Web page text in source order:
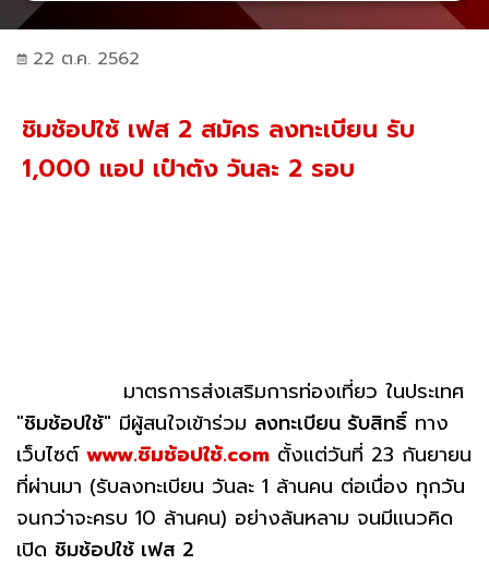
22 ต.ค. 2562
ชิมช้อปใช้ เฟส 2 สมัคร ลงทะเบียน รับ
1,000 แอป เป๋าตัง วันละ 2 รอบ
มาตรการส่งเสริมการท่องเที่ยว ในประเทศ
"ชิมช้อปใช้" มีผู้สนใจเข้าร่วม ลงทะเบียน รับสิทธิ์ ทาง
เว็บไซต์ www.ชิมช้อปใช้.com ตั้งแต่วันที่ 23 กันยายน
ที่ผ่านมา (รับลงทะเบียน วันละ 1 ล้านคน ต่อเนื่อง ทุกวัน
จนกว่าจะครบ 10 ล้านคน) อย่างล้นหลาม จนมีแนวคิด
เปิด ชิมช้อปใช้ เฟส 2